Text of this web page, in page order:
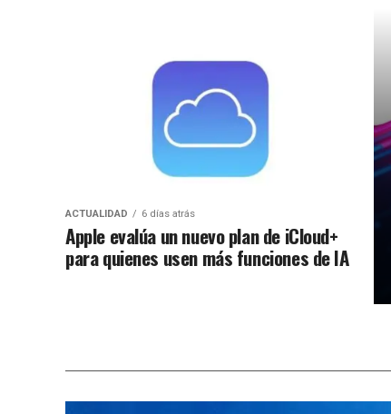
ACTUALIDAD 6 días atrás
Apple evalúa un nuevo plan de iCloud+
para quienes usen más funciones de IA